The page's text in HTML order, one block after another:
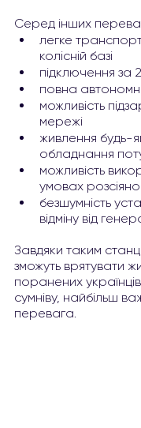
Серед інших
﻿﻿легке
колісній базі
﻿﻿підключення за
﻿﻿повна
﻿﻿можливість
мережі
живлення будь-
обладнання
можливість
умовах
﻿﻿безшумність
відміну від
Завдяки таким
зможуть врятувати
поранених
сумніву, найбільш
перевага.